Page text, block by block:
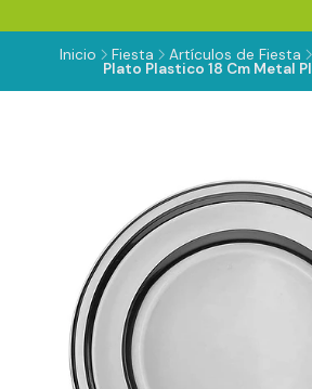
Inicio Fiesta Artículos de Fiesta
Plato Plastico 18 Cm Metal